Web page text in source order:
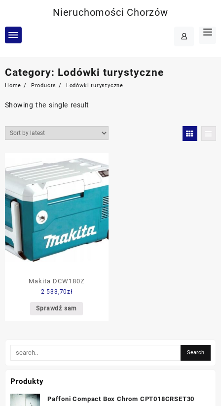
content
Nieruchomości Chorzów
Category: Lodówki turystyczne
Home Products Lodówki turystyczne
Showing the single result
Makita DCW180Z
2 533,70zł
Sprawdź sam
Produkty
Paffoni Compact Box Chrom CPT018CRSET30